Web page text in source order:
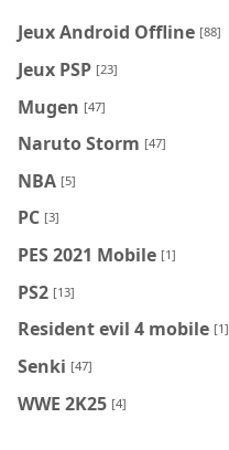
Jeux Android Offline [88]
Jeux PSP [23]
Mugen [47]
Naruto Storm [47]
NBA [5]
PC [3]
PES 2021 Mobile [1]
PS2 [13]
Resident evil 4 mobile [1]
Senki [47]
WWE 2K25 [4]